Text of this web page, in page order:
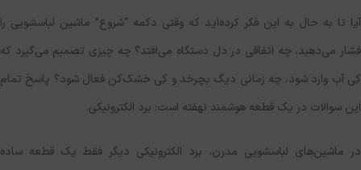
آیا تا به حال به این فکر کرده‌اید که وقتی دکمه “شروع” ماشین لباسشویی را
فشار می‌دهید، چه اتفاقی در دل دستگاه می‌افتد؟ چه چیزی تصمیم می‌گیرد که
کِی آب وارد شود، چه زمانی دیگ بچرخد و کِی خشک‌کن فعال شود؟ پاسخ تمام
این سوالات در یک قطعه هوشمند نهفته است: برد الکترونیکی.
در ماشین‌های لباسشویی مدرن، برد الکترونیکی دیگر فقط یک قطعه ساده